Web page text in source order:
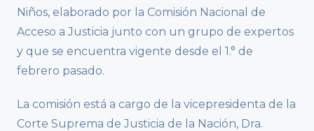
Niños, elaborado por la Comisión Nacional de
Acceso a Justicia junto con un grupo de expertos
y que se encuentra vigente desde el 1.° de
febrero pasado.
La comisión está a cargo de la vicepresidenta de la
Corte Suprema de Justicia de la Nación, Dra.